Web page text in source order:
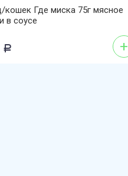
кошек Где миска 75г мясное
в соусе
Р +